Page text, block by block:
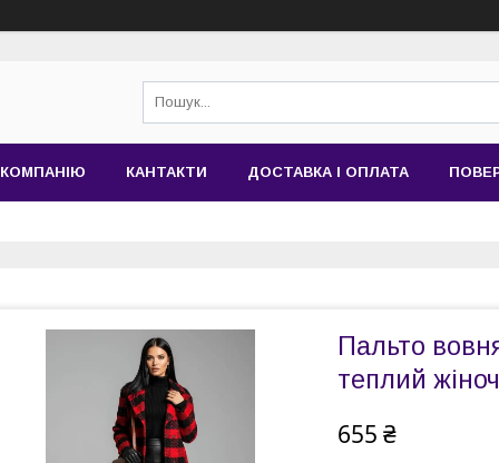
КАНТАКТИ ДОСТАВКА І ОПЛАТА
Пальто
теплий
655 ₴